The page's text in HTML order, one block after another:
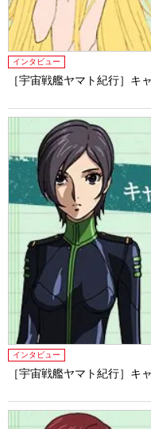
インタビュー
［宇宙戦艦ヤマト紀行］キ
インタビュー
［宇宙戦艦ヤマト紀行］キ